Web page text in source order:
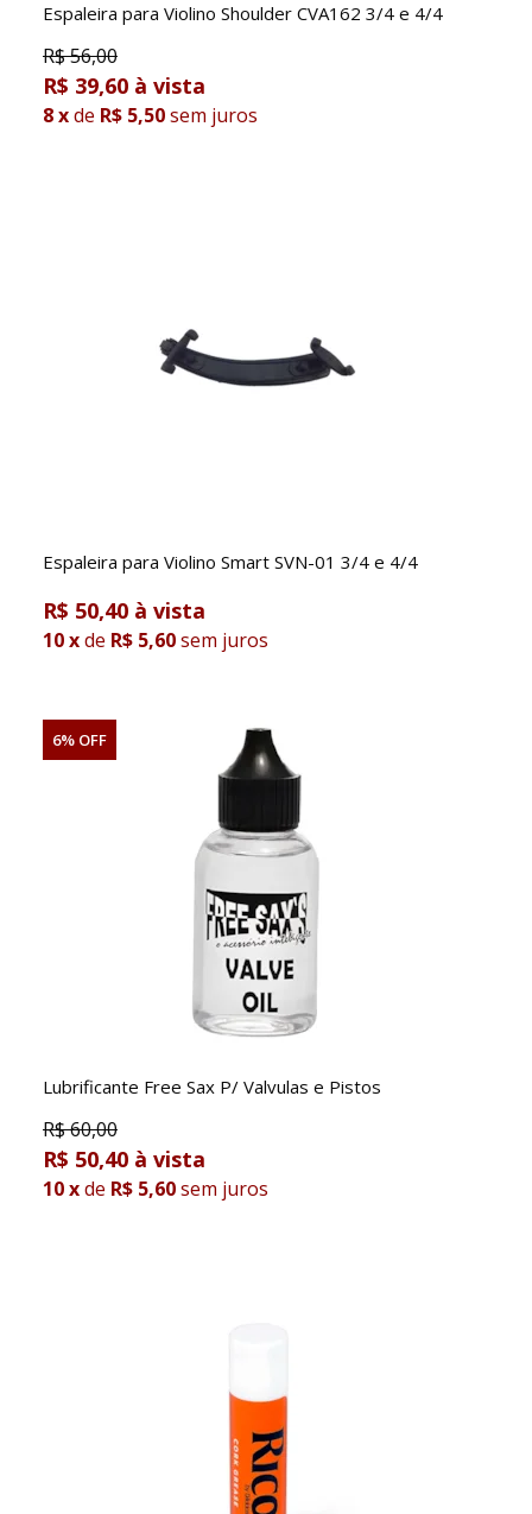
Espaleira para Violino Shoulder CVA162 3/4 e 4/4
R$56,00
R$ 39,60
8xde R$ 5,50sem juros
Espaleira para Violino Smart SVN-01 3/4 e 4/4
R$ 50,40
10xde R$ 5,60sem juros
6% OFF
Lubrificante Free Sax P/ Valvulas e Pistos
R$60,00
R$ 50,40
10xde R$ 5,60sem juros